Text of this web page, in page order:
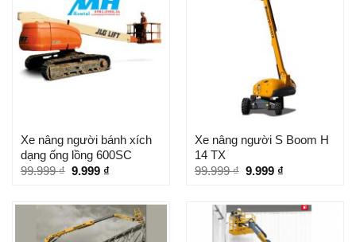
Xe nâng người bánh xích
dạng ống lồng 600SC
99.999₫ 9.999 ₫
Xe nâng người S Boom H
14 TX
99.999₫ 9.999 ₫